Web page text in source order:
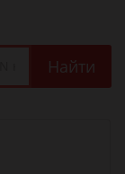
Найти